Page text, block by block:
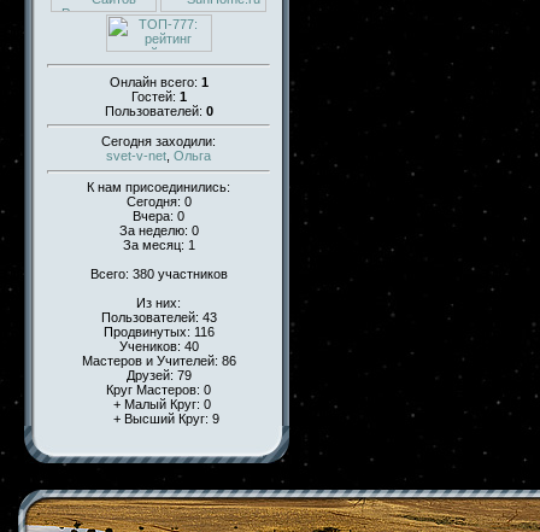
Онлайн всего: 1
Гостей: 1
Пользователей: 0
Сегодня заходили:
svet-v-net Ольга
К нам присоединились:
Сегодня: 0
Вчера: 0
За неделю: 0
За месяц: 1
Всего: 380 участников
Из них:
Пользователей: 43
Продвинутых: 116
Учеников: 40
Мастеров и Учителей: 86
Друзей: 79
Круг Мастеров: 0
+ Малый Круг: 0
+ Высший Круг: 9